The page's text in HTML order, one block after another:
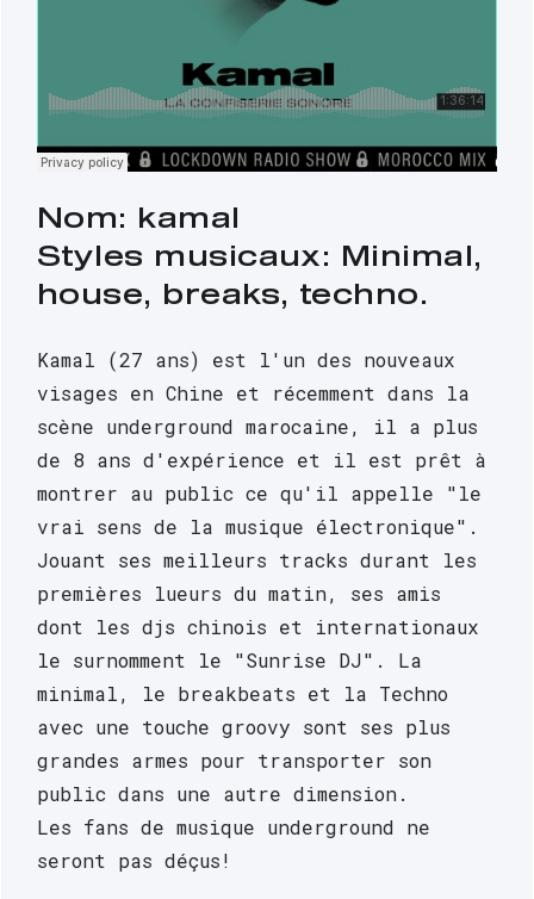
Nom: kamal
Styles musicaux: Minimal,
house, breaks, techno.
Kamal (27 ans) est l'un des nouveaux
visages en Chine et récemment dans la
scène underground marocaine, il a plus
de 8 ans d'expérience et il est prêt à
montrer au public ce qu'il appelle "le
vrai sens de la musique électronique".
Jouant ses meilleurs tracks durant les
premières lueurs du matin, ses amis
dont les djs chinois et internationaux
le surnomment le "Sunrise DJ". La
minimal, le breakbeats et la Techno
avec une touche groovy sont ses plus
grandes armes pour transporter son
public dans une autre dimension.
Les fans de musique underground ne
seront pas déçus!